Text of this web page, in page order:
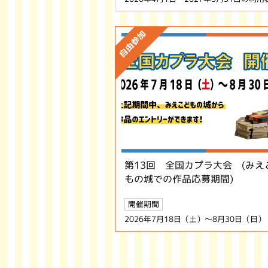
第13回 全国カプラ大会 (みえ
もの城での作品応募期間)
開催期間
2026年7月18日（土）～8月30日（日）